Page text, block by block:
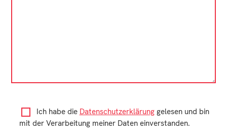
Ich habe die Datenschutzerklärunggelesen und bin
mit der Verarbeitung meiner Daten einverstanden.